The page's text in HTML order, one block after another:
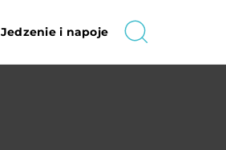
Jedzenie i napoje